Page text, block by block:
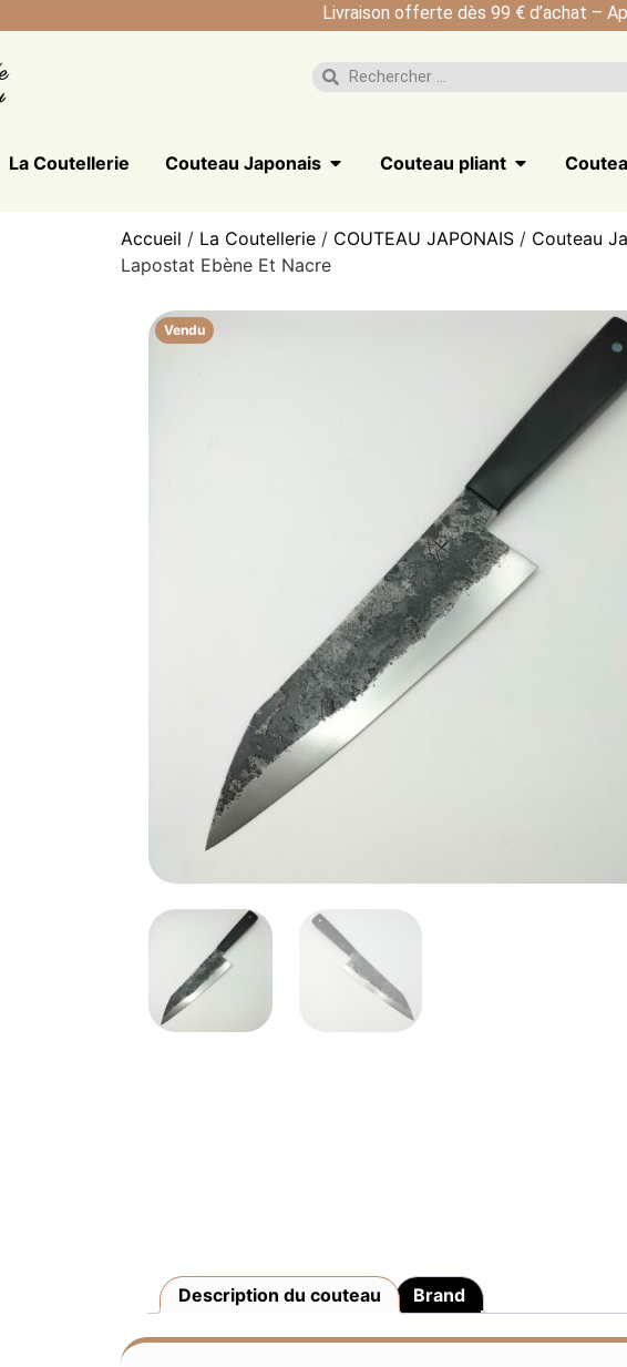
Livraison offerte dès 99 € d’achat –
La Coutellerie Couteau Japonais Couteau pliant
Accueil / La Coutellerie / COUTEAU JAPONAIS / Couteau
Lapostat Ebène Et Nacre
Vendu
Description du couteau Brand